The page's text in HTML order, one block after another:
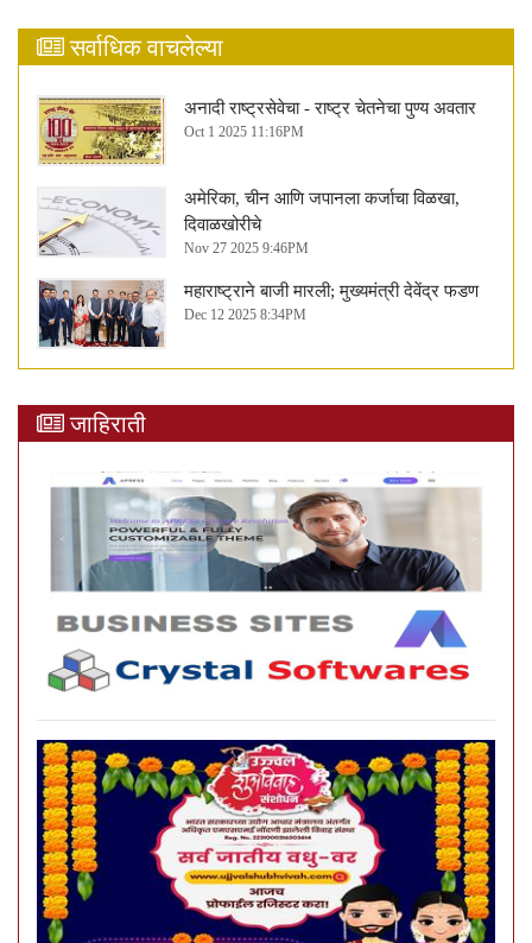
सर्वाधिक वाचलेल्या
अनादी राष्ट्रसेवेचा - राष्ट्र चेतनेचा पुण्य अवतार
Oct 1 2025 11:16PM
अमेरिका, चीन आणि जपानला कर्जाचा विळखा,
दिवाळखोरीचे
Nov 27 2025 9:46PM
महाराष्ट्राने बाजी मारली; मुख्यमंत्री देवेंद्र फडण
Dec 12 2025 8:34PM
जाहिराती